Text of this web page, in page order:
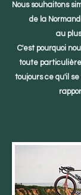
Nous souhaitons
de la
au
C'est pourquoi
toute
toujours ce qu'il